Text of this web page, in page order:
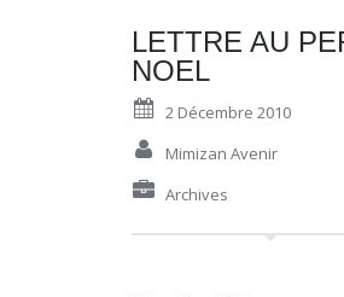
LETTRE AU
NOEL
2 Décembre 2010
Mimizan Avenir
Archives